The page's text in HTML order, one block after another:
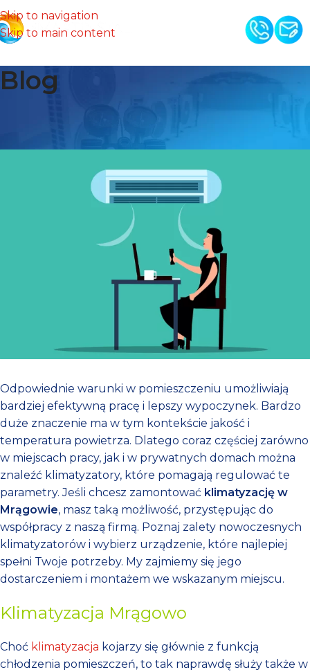
Skip to navigation
Skip to main content
Blog
Klimatyzacja Mrągowo –
montaż instalacja
Odpowiednie warunki w pomieszczeniu umożliwiają
bardziej efektywną pracę i lepszy wypoczynek. Bardzo
duże znaczenie ma w tym kontekście jakość i
temperatura powietrza. Dlatego coraz częściej zarówno
w miejscach pracy, jak i w prywatnych domach można
znaleźć klimatyzatory, które pomagają regulować te
parametry. Jeśli chcesz zamontować klimatyzację w
Mrągowie, masz taką możliwość, przystępując do
współpracy z naszą firmą. Poznaj zalety nowoczesnych
klimatyzatorów i wybierz urządzenie, które najlepiej
spełni Twoje potrzeby. My zajmiemy się jego
dostarczeniem i montażem we wskazanym miejscu.
Klimatyzacja Mrągowo
Choć klimatyzacja kojarzy się głównie z funkcją
chłodzenia pomieszczeń, to tak naprawdę służy także w